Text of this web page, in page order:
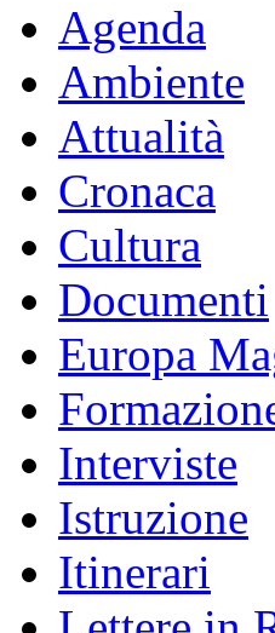
Agenda
Ambiente
Attualità
Cronaca
Cultura
Documenti
Europa
Interviste
Istruzione
Itinerari